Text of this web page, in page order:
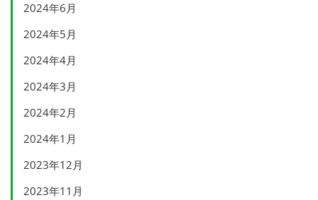
2024年6月
2024年5月
2024年4月
2024年3月
2024年2月
2024年1月
2023年12月
2023年11月